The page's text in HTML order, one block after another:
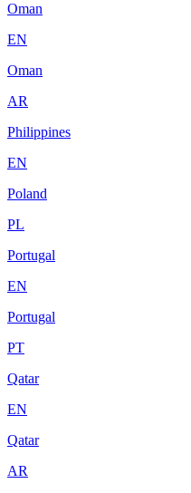
Oman
EN
Oman
AR
Philippines
EN
Poland
PL
Portugal
EN
Portugal
PT
Qatar
EN
Qatar
AR